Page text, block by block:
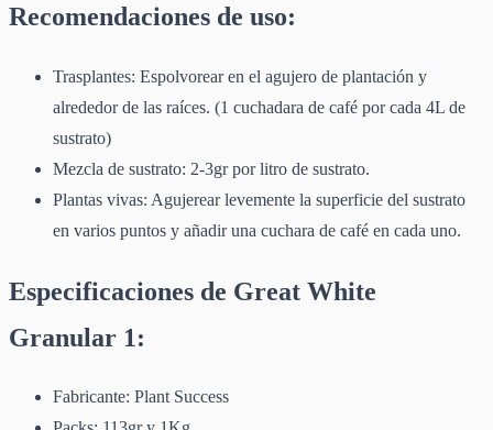
Recomendaciones de uso:
Trasplantes: Espolvorear en el agujero de plantación y
alrededor de las raíces. (1 cuchadara de café por cada 4L de
sustrato)
Mezcla de sustrato: 2-3gr por litro de sustrato.
Plantas vivas: Agujerear levemente la superficie del sustrato
en varios puntos y añadir una cuchara de café en cada uno.
Especificaciones de Great White
Granular 1:
Fabricante: Plant Success